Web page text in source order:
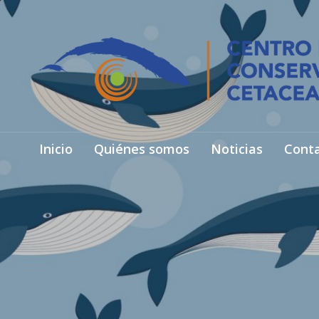
Inicio Quiénes somos Noticias